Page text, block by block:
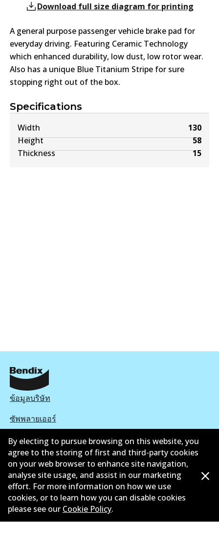
Specifications
Width
130
Height
58
Thickness
15
Download full size diagram for printing
A general purpose passenger vehicle brake pad for
everyday driving. Featuring Ceramic Technology
which enhanced durability, low dust, low rotor wear.
Also has a unique Blue Titanium Stripe for sure
stopping right out of the box.
ข้อมูลบริษัท
ซัพพลายเออร์
ติดต่อ
นโยบายความเป็นส่วนตัว
การรับประกัน
ข้อกำหนดและเงื่อนไข
นโยบายการแจ้งเบาะแส
By electing to pursue browsing on this website, you
agree to the storing of first and third-party cookies
on your web browser to enhance site navigation,
analyse site usage, and assist in our marketing
effort. For more information on how we use
cookies, or to learn how you can disable cookies
please see our Cookie Policy.